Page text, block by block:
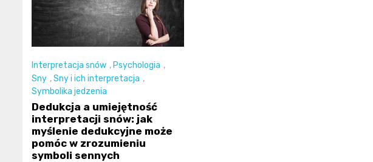
Interpretacja snów , Psychologia ,
Sny ,Sny i ich interpretacja ,
Symbolika jedzenia
Dedukcja a umiejętność
interpretacji snów: jak
myślenie dedukcyjne może
pomóc w zrozumieniu
symboli sennych